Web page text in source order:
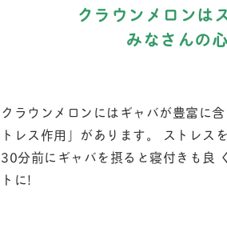
クラウンメロンは
みなさんの
クラウンメロンにはギャバが豊富に
トレス作用」があります。 ストレス
30分前にギャバを摂ると寝付きも良
トに!